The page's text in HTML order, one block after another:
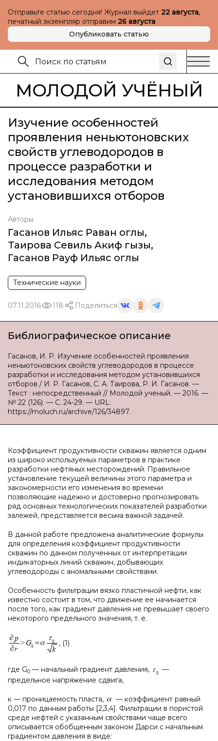
Отправьте статью сегодня! Журнал выйдет 22 августа,
печатный экземпляр отправим 26 августа
Опубликовать статью
МОЛОДОЙ УЧЁНЫЙ
Изучение особенностей
проявления неньютоновских
свойств углеводородов в
процессе разработки и
исследования методом
установившихся отборов
Авторы
Гасанов Ильяс Раван оглы,
Таирова Севиль Акиф гызы,
Гасанов Рауф Ильяс оглы
Технические науки
07.11.2016 118 Поделиться
Библиографическое описание
Гасанов, И. Р. Изучение особенностей проявления
неньютоновских свойств углеводородов в процессе
разработки и исследования методом установившихся
отборов / И. Р. Гасанов, С. А. Таирова, Р. И. Гасанов. —
Текст : непосредственный // Молодой ученый. — 2016. —
№ 22 (126). — С. 24-29. — URL:
https://moluch.ru/archive/126/34897.
Коэффициент продуктивности скважин является одним
из широко используемых параметров в практике
разработки нефтяных месторождений. Правильное
установление текущей величины этого параметра и
закономерности его изменения во времени
позволяющие надежно и достоверно прогнозировать
ряд основных технологических показателей разработки
залежей, представляется весьма важной задачей.
В данной работе предложена аналитические формулы
для определения коэффициент продуктивности
скважин по данном полученных от интерпретации
индикаторных линий скважин, добывающих
углеводороды с аномальными свойствами.
Особенность фильтрации вязко пластичной нефти, как
известно состоит в том, что движение ее начинается
после того, как градиент давления не превышает своего
некоторого предельного значения, т. е.
, (1)
где G0 — начальный градиент давления,
—
предельное напряжение сдвига,
к — проницаемость пласта,
— коэффициент равный
0,017 по данным работы [2,3,4]. Фильтрации в пористой
среде нефтей с указанным свойствами чаще всего
описывается обобщенным законом Дарси с начальным
градиентом давления в виде: